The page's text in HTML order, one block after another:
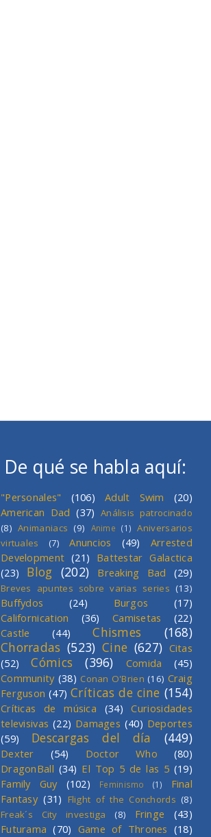
De qué se habla aquí:
"Personales" (106) Adult Swim
(20)
American Dad (37) Análisis patrocinado
(8) Animaniacs (9) Anime (1) Aniversarios
virtuales
(7) Anuncios (49)
Arrested
Development (21) Battestar Galactica
(23)
Blog (202) Breaking Bad (29)
Breves apuntes sobre varias series (13)
Buffydos (24) Burgos
(17)
Californication
(36) Camisetas
(22)
Castle
(44) Chismes
(168)
Chorradas (523) Cine (627) Citas
(52)
Cómics (396) Comida
(45)
Community (38) Conan O'Brien (16) Craig
Ferguson (47) Críticas de cine (154)
Críticas de música (34)
Curiosidades
televisivas (22) Damages (40) Deportes
(59)
Descargas del día (449)
Dexter (54) Doctor Who
(80)
DragonBall (34) El Top 5 de las 5 (19)
Family Guy
(102) Feminismo (1)
Final
Fantasy (31) Flight of the Conchords (8)
Freak´s City investiga
(8) Fringe
(43)
Futurama (70) Game of Thrones (18)